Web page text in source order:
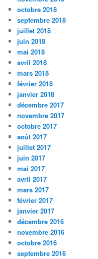
octobre 2018
septembre 2018
juillet 2018
juin 2018
mai 2018
avril 2018
mars 2018
février 2018
janvier 2018
décembre 2017
novembre 2017
octobre 2017
août 2017
juillet 2017
juin 2017
mai 2017
avril 2017
mars 2017
février 2017
janvier 2017
décembre 2016
novembre 2016
octobre 2016
septembre 2016